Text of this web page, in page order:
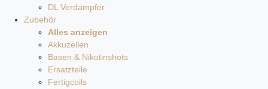
DL Verdampfer
Zubehör
Alles anzeigen
Akkuzellen
Basen & Nikotinshots
Ersatzteile
Fertigcoils